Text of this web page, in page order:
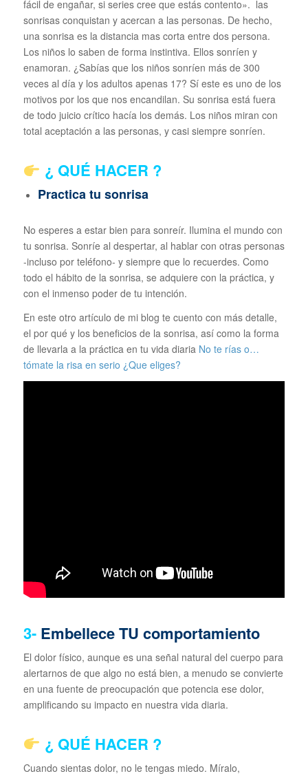
fácil de engañar, si series cree que estás contento». las
sonrisas conquistan y acercan a las personas. De hecho,
una sonrisa es la distancia mas corta entre dos persona.
Los niños lo saben de forma instintiva. Ellos sonríen y
enamoran. ¿Sabías que los niños sonríen más de 300
veces al día y los adultos apenas 17? Sí este es uno de los
motivos por los que nos encandilan. Su sonrisa está fuera
de todo juicio crítico hacía los demás. Los niños miran con
total aceptación a las personas, y casi siempre sonríen.
¿ QUÉ HACER ?
Practica tu sonrisa
No esperes a estar bien para sonreír. Ilumina el mundo con
tu sonrisa. Sonríe al despertar, al hablar con otras personas
-incluso por teléfono- y siempre que lo recuerdes. Como
todo el hábito de la sonrisa, se adquiere con la práctica, y
con el inmenso poder de tu intención.
En este otro artículo de mi blog te cuento con más detalle,
el por qué y los beneficios de la sonrisa, así como la forma
de llevarla a la práctica en tu vida diaria No te rías o…
tómate la risa en serio ¿Que eliges?
3- Embellece TU comportamiento
El dolor físico, aunque es una señal natural del cuerpo para
alertarnos de que algo no está bien, a menudo se convierte
en una fuente de preocupación que potencia ese dolor,
amplificando su impacto en nuestra vida diaria.
¿ QUÉ HACER ?
Cuando sientas dolor, no le tengas miedo. Míralo,